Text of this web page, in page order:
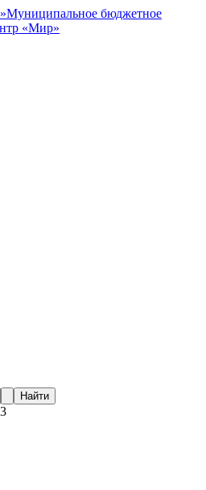
Муниципальное бюджетное
«Мир»
Найти